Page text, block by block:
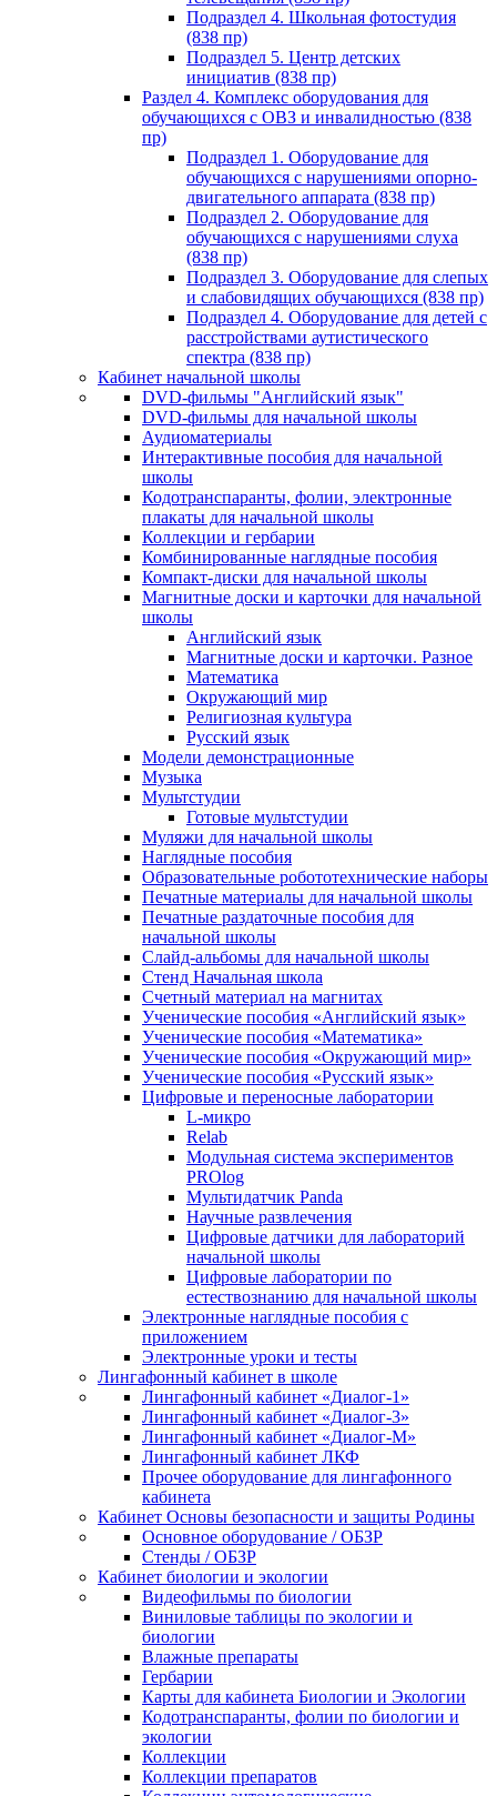
Подраздел 4. Школьная фотостудия
(838 пр)
Подраздел 5. Центр детских
инициатив (838 пр)
Раздел 4. Комплекс оборудования для
обучающихся с ОВЗ и инвалидностью (838
пр)
Подраздел 1. Оборудование для
обучающихся с нарушениями опорно-
двигательного аппарата (838 пр)
Подраздел 2. Оборудование для
обучающихся с нарушениями слуха
(838 пр)
Подраздел 3. Оборудование для слепых
и слабовидящих обучающихся (838 пр)
Подраздел 4. Оборудование для детей с
расстройствами аутистического
спектра (838 пр)
Кабинет начальной школы
DVD-фильмы "Английский язык"
DVD-фильмы для начальной школы
Аудиоматериалы
Интерактивные пособия для начальной
школы
Кодотранспаранты, фолии, электронные
плакаты для начальной школы
Коллекции и гербарии
Комбинированные наглядные пособия
Компакт-диски для начальной школы
Магнитные доски и карточки для начальной
школы
Английский язык
Магнитные доски и карточки. Разное
Математика
Окружающий мир
Религиозная культура
Русский язык
Модели демонстрационные
Музыка
Мультстудии
Готовые мультстудии
Муляжи для начальной школы
Наглядные пособия
Образовательные робототехнические наборы
Печатные материалы для начальной школы
Печатные раздаточные пособия для
начальной школы
Слайд-альбомы для начальной школы
Стенд Начальная школа
Счетный материал на магнитах
Ученические пособия «Английский язык»
Ученические пособия «Математика»
Ученические пособия «Окружающий мир»
Ученические пособия «Русский язык»
Цифровые и переносные лаборатории
L-микро
Relab
Модульная система экспериментов
PROlog
Мультидатчик Panda
Научные развлечения
Цифровые датчики для лабораторий
начальной школы
Цифровые лаборатории по
естествознанию для начальной школы
Электронные наглядные пособия с
приложением
Электронные уроки и тесты
Лингафонный кабинет в школе
Лингафонный кабинет «Диалог-1»
Лингафонный кабинет «Диалог-3»
Лингафонный кабинет «Диалог-М»
Лингафонный кабинет ЛКФ
Прочее оборудование для лингафонного
кабинета
Кабинет Основы безопасности и защиты Родины
Основное оборудование / ОБЗР
Стенды / ОБЗР
Кабинет биологии и экологии
Видеофильмы по биологии
Виниловые таблицы по экологии и
биологии
Влажные препараты
Гербарии
Карты для кабинета Биологии и Экологии
Кодотранспаранты, фолии по биологии и
экологии
Коллекции
Коллекции препаратов